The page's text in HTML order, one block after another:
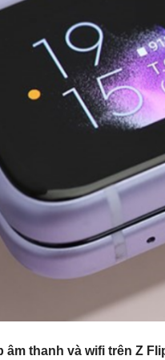
âm thanh và wifi trên Z